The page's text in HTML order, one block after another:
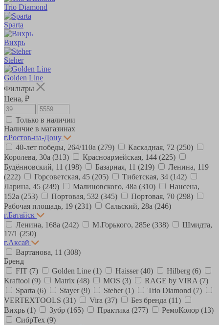
Trio Diamond
Sparta
Вихрь
Steher
Golden Line
Фильтры
Цена, ₽
Только в наличии
Наличие в магазинах
г.Ростов-на-Дону
40-лет победы, 264/110а (279) Каскадная, 72 (250)
Королева, 30а (313) Красноармейская, 144 (225)
Будённовский, 11 (198) Базарная, 11 (219)
Ленина, 119
(222)
Горсоветская, 45 (205) Тибетская, 34 (142)
Ларина, 45 (249) Малиновского, 48а (310)
Нансена,
152а (253) Портовая, 532 (345) Портовая, 70 (298)
Рабочая площадь, 19 (231) Сальский, 28a (246)
г.Батайск
Ленина, 168а (242) М.Горького, 285е (338)
Шмидта,
17/1 (250)
г.Аксай
Вартанова, 11 (308)
Бренд
FIT (7) Golden Line (1) Haisser(40) Hilberg (6)
Kraftool (9) Matrix (48) MOS (3) RAGE by VIRA (7)
Sparta (6) Stayer(9) Steher(1) Trio Diamond (7)
VERTEXTOOLS (31) Vira (37) Без бренда (11)
Вихрь (1) Зубр (165) Практика (277) РемоКолор (13)
СибрТех (9)